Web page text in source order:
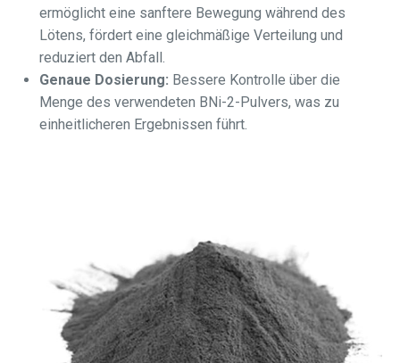
ermöglicht eine sanftere Bewegung während des
Lötens, fördert eine gleichmäßige Verteilung und
reduziert den Abfall.
Genaue Dosierung: Bessere Kontrolle über die
Menge des verwendeten BNi-2-Pulvers, was zu
einheitlicheren Ergebnissen führt.